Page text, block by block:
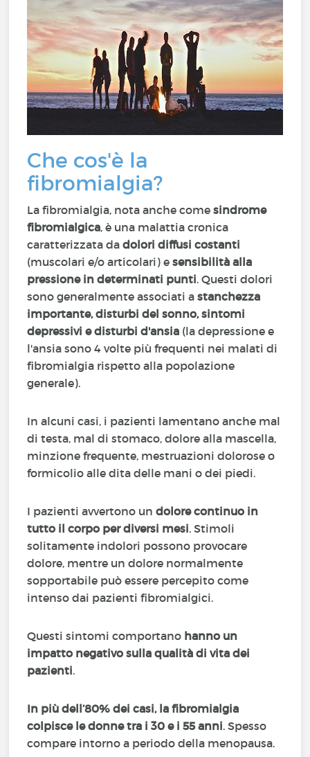
Che cos'è la
fibromialgia?
La fibromialgia, nota anche comesindrome
fibromialgica, è una malattia cronica
caratterizzata dadolori diffusi costanti
(muscolari e/o articolari) esensibilità alla
pressione in determinati punti. Questi dolori
sono generalmente associati astanchezza
importante, disturbi del sonno, sintomi
depressivi e disturbi d'ansia (la depressione e
l'ansia sono 4 volte più frequenti nei malati di
fibromialgia rispetto alla popolazione
generale).
In alcuni casi, i pazienti lamentano anche mal
di testa, mal di stomaco, dolore alla mascella,
minzione frequente, mestruazioni dolorose o
formicolio alle dita delle mani o dei piedi.
I pazienti avvertono undolore continuo in
tutto il corpo per diversi mesi. Stimoli
solitamente indolori possono provocare
dolore, mentre un dolore normalmente
sopportabile può essere percepito come
intenso dai pazienti fibromialgici.
Questi sintomi comportano hanno un
impatto negativo sulla qualità di vita dei
pazienti.
In più dell’80% dei casi, la fibromialgia
colpisce le donne tra i 30 e i 55 anni. Spesso
compare intorno a periodo della menopausa.